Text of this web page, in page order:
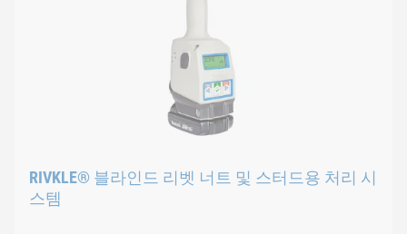
RIVKLE® 블라인드 리벳 너트 및 스터드용 처리 시
스템